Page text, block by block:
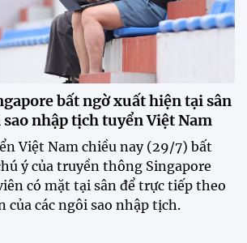
"Tôi đặt bút ký bằng niềm tin và
Nghệ An chính thức có nhà tài trợ
chốt tương lai sau tin đồn sang